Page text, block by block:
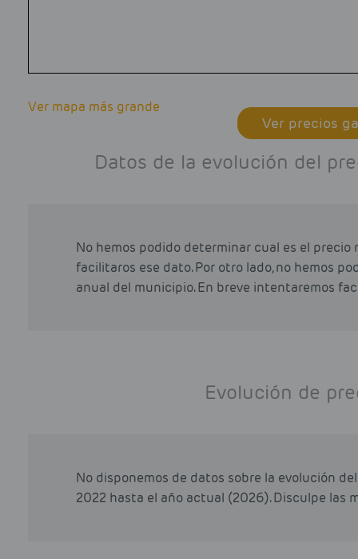
Ver mapa más grande
Ver precios
Datos de la evolución del
No hemos podido determinar cual es el
facilitaros ese dato. Por otro lado, no hemos
anual del municipio. En breve intentaremos
Evolución de
No disponemos de datos sobre la evolución
2022 hasta el año actual (2026). Disculpe las